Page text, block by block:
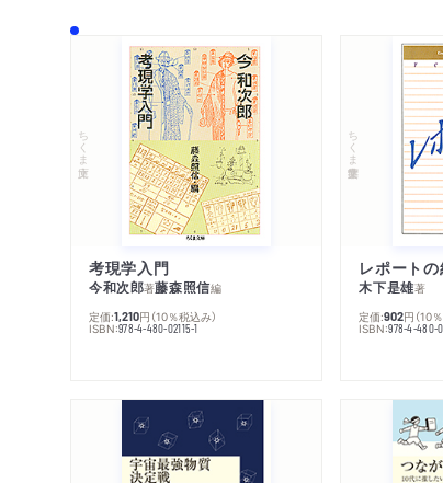
ちくま文庫
考現学入門
今和次郎著藤森照信編
定価:1,210円 （10％税込み）
ISBN:978-4-480-02115-1
ちくま学芸文庫
レポート
木下是雄著
定価:902円 （10
ISBN:978-4-480-